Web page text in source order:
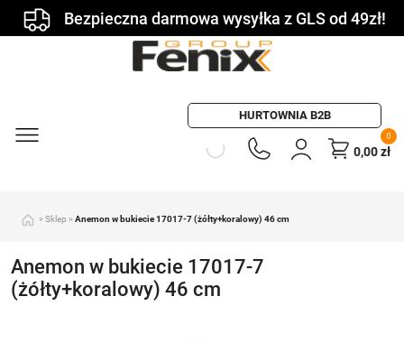
Bezpieczna darmowa wysyłka z GLS od 49zł!
HURTOWNIA B2B
0
0,00zł
» Sklep » Anemon w bukiecie 17017-7 (żółty+koralowy) 46 cm
Anemon w bukiecie 17017-7
(żółty+koralowy) 46 cm